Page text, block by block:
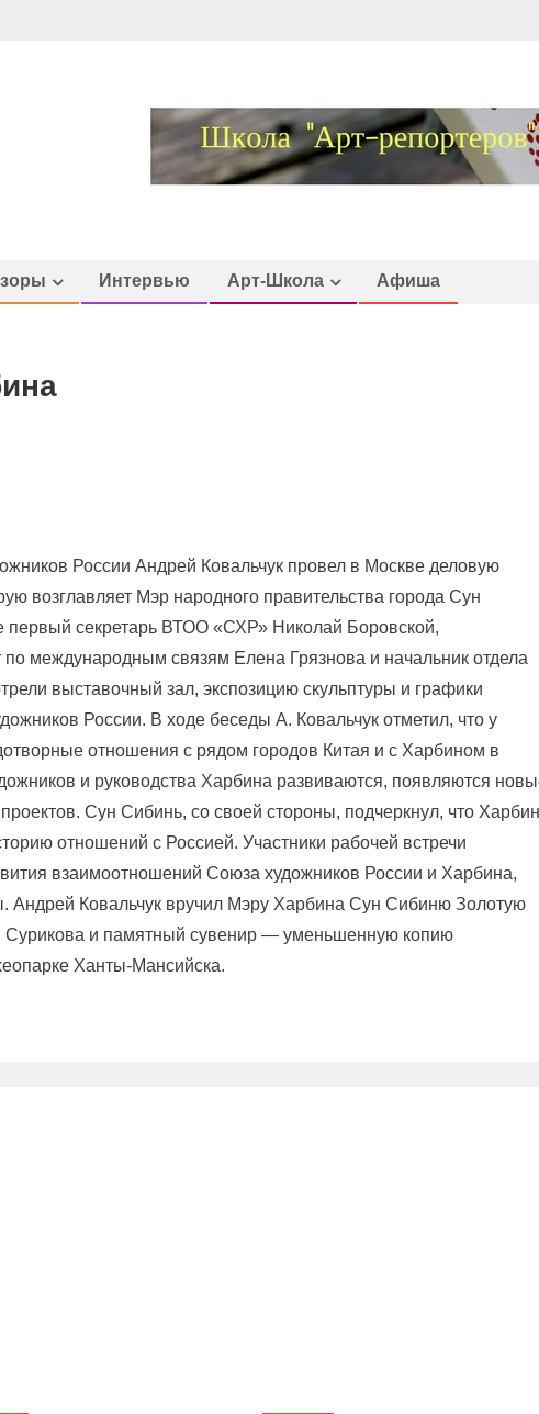
Интервью Арт-Школа Афиша
России Андрей Ковальчук провел в Москве деловую
возглавляет Мэр народного правительства города Сун
первый секретарь ВТОО «СХР» Николай Боровской,
по международным связям Елена Грязнова и начальник отдела
выставочный зал, экспозицию скульптуры и графики
России. В ходе беседы А. Ковальчук отметил, что у
отношения с рядом городов Китая и с Харбином в
и руководства Харбина развиваются, появляются
Сун Сибинь, со своей стороны, подчеркнул, что Харбин
отношений с Россией. Участники рабочей встречи
взаимоотношений Союза художников России и Харбина,
Андрей Ковальчук вручил Мэру Харбина Сун Сибиню Золотую
и памятный сувенир — уменьшенную копию
Ханты-Мансийска.